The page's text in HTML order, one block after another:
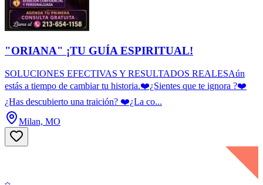
"ORIANA" ¡TU GUÍA ESPIRITUAL!
SOLUCIONES EFECTIVAS Y RESULTADOS REALESAún
estás a tiempo de cambiar tu historia.❤️¿Sientes que te ignora ?❤️
¿Has descubierto una traición? ❤️¿La co...
Milan, MO